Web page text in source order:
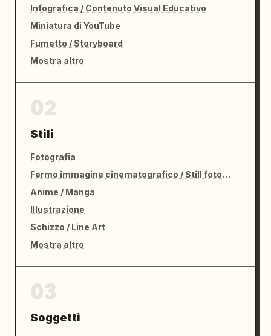
Infografica / Contenuto Visual Educativo
Miniatura di YouTube
Fumetto / Storyboard
Mostra altro
Stili
Fotografia
Fermo immagine cinematografico / Still fotografico
Anime / Manga
Illustrazione
Schizzo / Line Art
Mostra altro
Soggetti